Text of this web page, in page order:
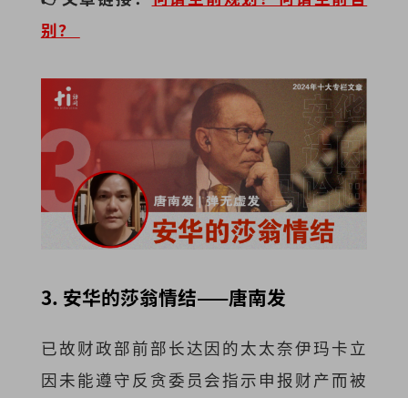
别？
3. 安华的莎翁情结——唐南发
已故财政部前部长达因的太太奈伊玛卡立
因未能遵守反贪委员会指示申报财产而被